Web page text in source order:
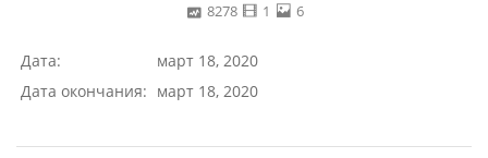
8278 1 6
Дата:
март 18, 2020
Дата окончания: март 18, 2020